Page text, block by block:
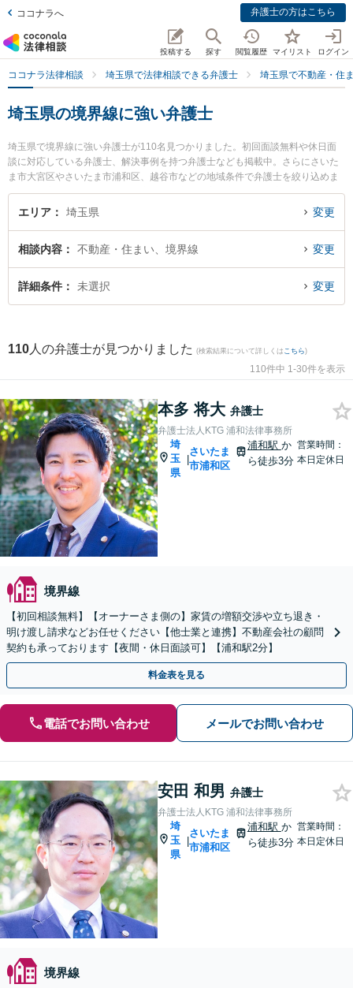
ココナラへ 弁護士の方はこちら
投稿する 探す 閲覧履歴 マイリスト ログイン
ココナラ法律相談 埼玉県で法律相談できる弁護士 埼玉県で不動産・住
埼玉県の境界線に強い弁護士
埼玉県で境界線に強い弁護士が110名見つかりました。初回面談無料や休日面
談に対応している弁護士、解決事例を持つ弁護士なども掲載中。さらにさいた
ま市大宮区やさいたま市浦和区、越谷市などの地域条件で弁護士を絞り込めま
す。不動産・住まいに関係する立ち退き交渉や家賃交渉、不動産契約解除等の
細かな分野での絞り込み検索もでき便利です。特に弁護士法人KTG 浦和法律事
弁護士費用、強みなどが注目されています。『埼玉県で土日や夜間に発生した
境界線のトラブルを今すぐに弁護士に相談したい』『境界線のトラブル解決の
実績豊富な近くの弁護士を検索したい』『初回相談無料で境界線を法律相談で
エリア 埼玉県 変更
相談内容 不動産・住まい、境界線 変更
詳細条件 未選択 変更
110 人の弁護士が見つかりました (検索結果について詳しくは こちら)
110件中 1-30件を表示
本多 将大 弁護士
弁護士法人KTG 浦和法律事務所
埼
玉
県
|
さいたま
市浦和区
浦和駅 か
ら徒歩3分
営業時間：
本日定休日
境界線
【初回相談無料】【オーナーさま側の】家賃の増額交渉や立ち退き・
明け渡し請求などお任せください【他士業と連携】不動産会社の顧問
契約も承っております【夜間・休日面談可】【浦和駅2分】
料金表を見る
電話でお問い合わせ メールでお問い合わせ
安田 和男 弁護士
弁護士法人KTG 浦和法律事務所
埼
玉
県
|
さいたま
市浦和区
浦和駅 か
ら徒歩3分
営業時間：
本日定休日
境界線